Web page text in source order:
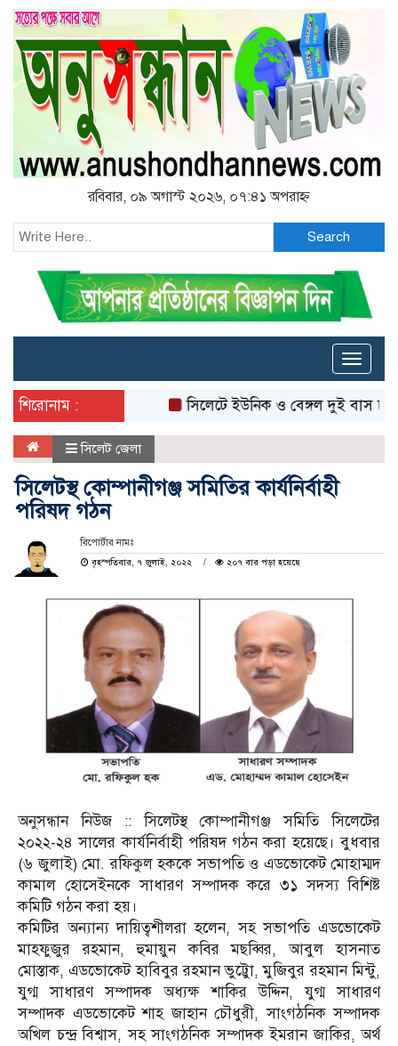
রবিবার, ০৯ অগাস্ট ২০২৬, ০৭:৪১ অপরাহ্ন
Search
Toggle
শিরোনাম :
সিলেটে ইউনিক ও বেঙ্গল দুই বাস চালকের
সিলেট জেলা
সিলেটস্থ কোম্পানীগঞ্জ সমিতির কার্যনির্বাহী
পরিষদ গঠন
রিপোর্টার নামঃ
বৃহস্পতিবার, ৭ জুলাই, ২০২২
২০৭ বার পড়া হয়েছে
অনুসন্ধান নিউজ :: সিলেটস্থ কোম্পানীগঞ্জ সমিতি সিলেটের
২০২২-২৪ সালের কার্যনির্বাহী পরিষদ গঠন করা হয়েছে। বুধবার
(৬ জুলাই) মো. রফিকুল হককে সভাপতি ও এডভোকেট মোহাম্মদ
কামাল হোসেইনকে সাধারণ সম্পাদক করে ৩১ সদস্য বিশিষ্ট
কমিটি গঠন করা হয়।
কমিটির অন্যান্য দায়িত্বশীলরা হলেন, সহ সভাপতি এডভোকেট
মাহফুজুর রহমান, হুমায়ুন কবির মছব্বির, আবুল হাসনাত
মোস্তাক, এডভোকেট হাবিবুর রহমান ভুট্টেুা, মুজিবুর রহমান মিন্টু,
যুগ্ম সাধারণ সম্পাদক অধ্যক্ষ শাকির উদ্দিন, যুগ্ম সাধারণ
সম্পাদক এডভোকেট শাহ জাহান চৌধুরী, সাংগঠনিক সম্পাদক
অখিল চন্দ্র বিশ্বাস, সহ সাংগঠনিক সম্পাদক ইমরান জাকির, অর্থ